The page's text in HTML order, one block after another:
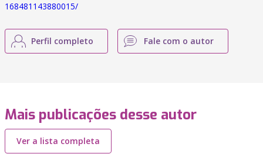
168481143880015/
Perfil completo Fale com o autor
Mais publicações desse autor
Ver a lista completa